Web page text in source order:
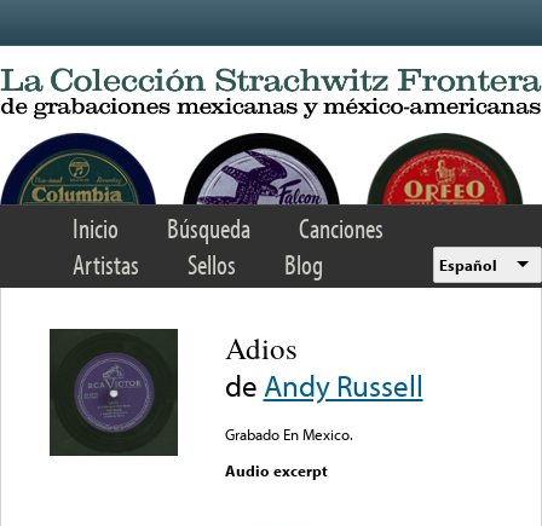
Inicio Búsqueda
Canciones
Artistas
Sellos Blog Español
Adios
de Andy Russell
Grabado En Mexico.
Audio excerpt